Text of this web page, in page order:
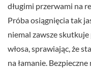
długimi przerwami na
Próba osiągnięcia tak
niemal zawsze
włosa, sprawiając, że
na łamanie.